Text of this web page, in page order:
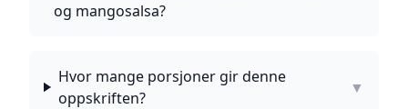
og mangosalsa?
Hvor mange porsjoner gir denne
oppskriften?
▼